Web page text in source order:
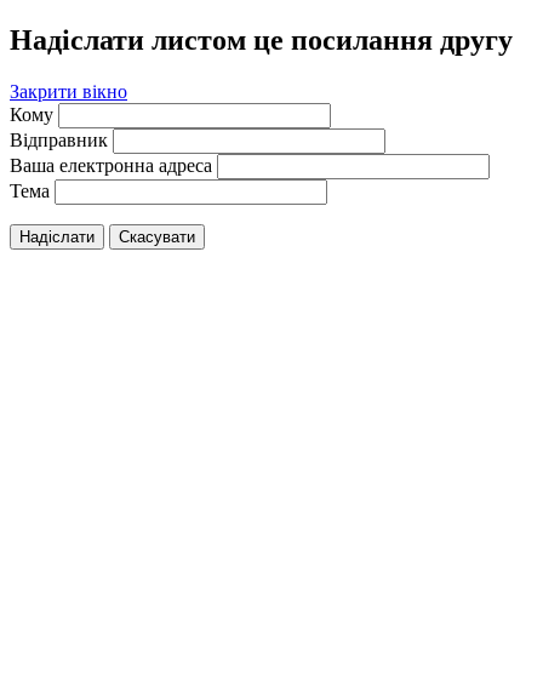
Надіслати листом це посилання другу
Закрити вікно
Кому
Відправник
Ваша електронна адреса
Тема
Надіслати Скасувати